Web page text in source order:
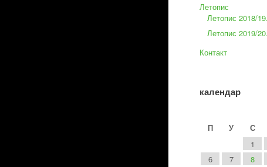
Летопис
Летопис 2018/19.
Летопис 2019/20.
Контакт
календар
П
У С
1
6
7 8